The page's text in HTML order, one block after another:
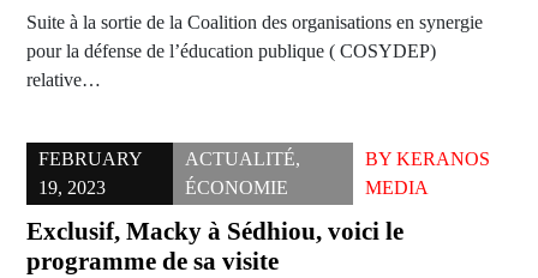
Suite à la sortie de la Coalition des organisations en synergie
pour la défense de l’éducation publique ( COSYDEP)
relative…
FEBRUARY
19, 2023
ACTUALITÉ,
ÉCONOMIE
BY KERANOS
MEDIA
Exclusif, Macky à Sédhiou, voici le
programme de sa visite